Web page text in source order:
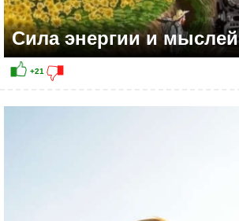
Сила энергии и мыслей